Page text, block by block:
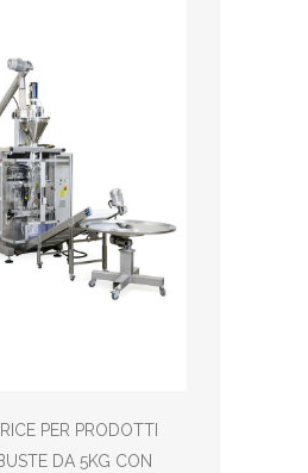
PER PRODOTTI
DA 5KG CON